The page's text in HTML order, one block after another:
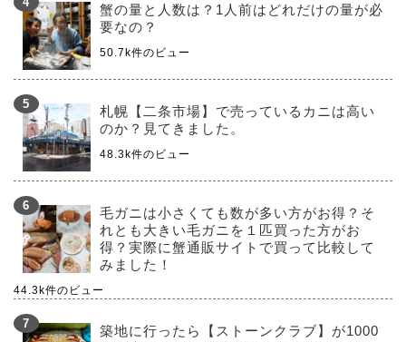
蟹の量と人数は？1人前はどれだけの量が必
要なの？
50.7k件のビュー
札幌【二条市場】で売っているカニは高い
のか？見てきました。
48.3k件のビュー
毛ガニは小さくても数が多い方がお得？そ
れとも大きい毛ガニを１匹買った方がお
得？実際に蟹通販サイトで買って比較して
みました！
44.3k件のビュー
築地に行ったら【ストーンクラブ】が1000